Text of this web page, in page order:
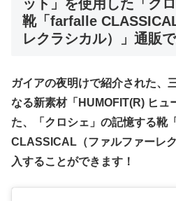
ット」を使用した「ク
靴「farfalle
レクラシカル）」通販
ガイアの夜明けで紹介された、
なる新素材「HUMOFIT(R) ヒュ
た、「クロシェ」の記憶する靴
CLASSICAL（ファルファーレ
入することができます！